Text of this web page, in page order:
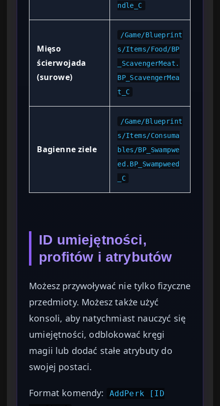
ndle_C
Mięso
ścierwojada
(surowe)
/Game/Blueprint
s/Items/Food/BP
_ScavengerMeat.
BP_ScavengerMea
t_C
Bagienne ziele
/Game/Blueprint
s/Items/Consuma
bles/BP_Swampwe
ed.BP_Swampweed
_C
ID umiejętności,
profitów i atrybutów
Możesz przywoływać nie tylko fizyczne
przedmioty. Możesz także użyć
konsoli, aby natychmiast nauczyć się
umiejętności, odblokować kręgi
magii lub dodać stałe atrybuty do
swojej postaci.
Format komendy:
AddPerk [ID